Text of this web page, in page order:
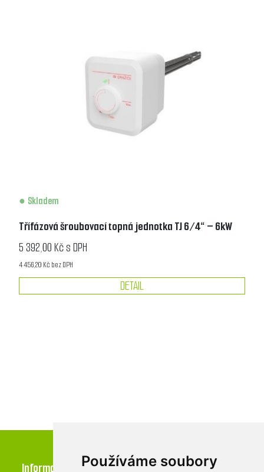
Používáme soubory
Skladem
Třífázová šroubovací topná jednotka TJ 6/4“ – 6kW
5 392,00 Kč s DPH
4 456,20 Kč bez DPH
DETAIL
Informace